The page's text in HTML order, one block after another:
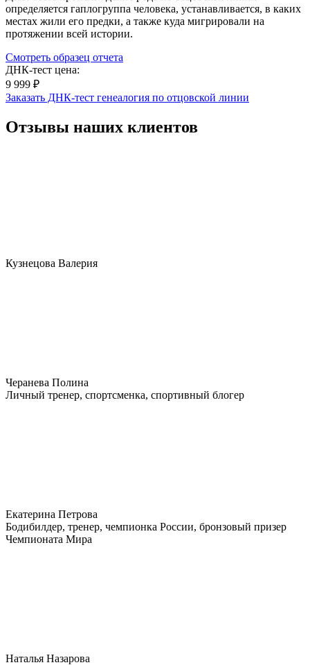
определяется гаплогруппа человека, устанавливается, в каких
местах жили его предки, а также куда мигрировали на
протяжении всей истории.
Смотреть образец отчета
ДНК-тест цена:
9 999 ₽
Заказать ДНК-тест генеалогия по отцовской линии
Отзывы наших клиентов
Кузнецова Валерия
Черанева Полина
Личный тренер, спортсменка, спортивный блогер
Екатерина Петрова
Бодибилдер, тренер, чемпионка России, бронзовый призер
Чемпионата Мира
Наталья Назарова